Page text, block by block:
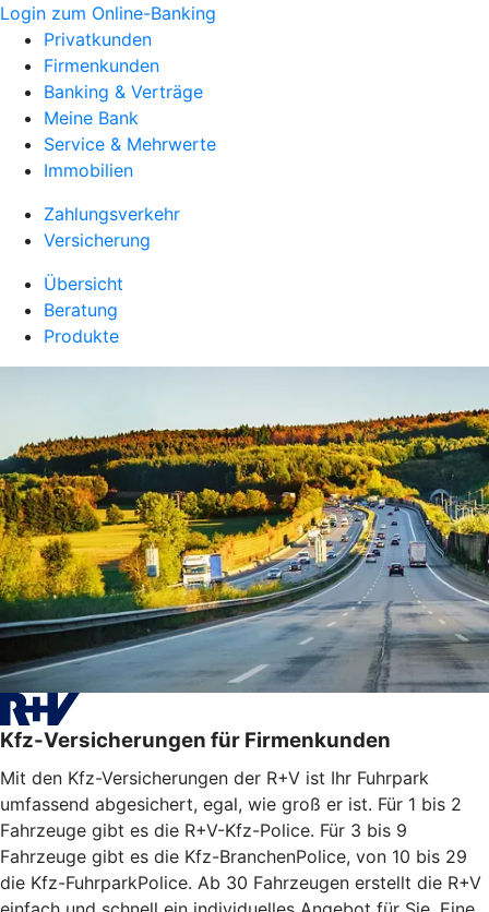
Login zum Online-Banking
Privatkunden
Firmenkunden
Banking & Verträge
Meine Bank
Service & Mehrwerte
Immobilien
Zahlungsverkehr
Versicherung
Übersicht
Beratung
Produkte
Kfz-Versicherungen für Firmenkunden
Mit den Kfz-Versicherungen der R+V ist Ihr Fuhrpark
umfassend abgesichert, egal, wie groß er ist. Für 1 bis 2
Fahrzeuge gibt es die R+V-Kfz-Police. Für 3 bis 9
Fahrzeuge gibt es die Kfz-BranchenPolice, von 10 bis 29
die Kfz-FuhrparkPolice. Ab 30 Fahrzeugen erstellt die R+V